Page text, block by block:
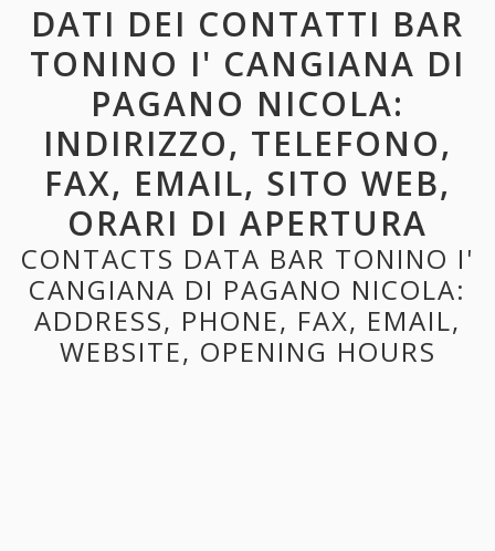
DATI DEI CONTATTI BAR
TONINO I' CANGIANA DI
PAGANO NICOLA:
INDIRIZZO, TELEFONO,
FAX, EMAIL, SITO WEB,
ORARI DI APERTURA
CONTACTS DATA BAR TONINO I'
CANGIANA DI PAGANO NICOLA:
ADDRESS, PHONE, FAX, EMAIL,
WEBSITE, OPENING HOURS